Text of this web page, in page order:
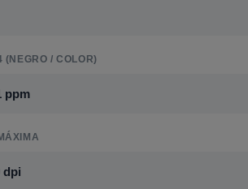
(NEGRO / COLOR)
ppm
dpi